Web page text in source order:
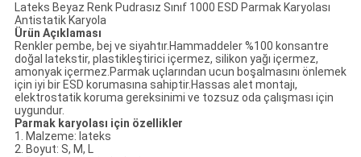
Lateks Beyaz Renk Pudrasız Sınıf 1000 ESD Parmak Karyolası
Antistatik Karyola
Ürün Açıklaması
Renkler pembe, bej ve siyahtır.Hammaddeler %100 konsantre
doğal latekstir, plastikleştirici içermez, silikon yağı içermez,
amonyak içermez.Parmak uçlarından ucun boşalmasını önlemek
için iyi bir ESD korumasına sahiptir.Hassas alet montajı,
elektrostatik koruma gereksinimi ve tozsuz oda çalışması için
uygundur.
Parmak karyolası için özellikler
1. Malzeme: lateks
2. Boyut: S, M, L